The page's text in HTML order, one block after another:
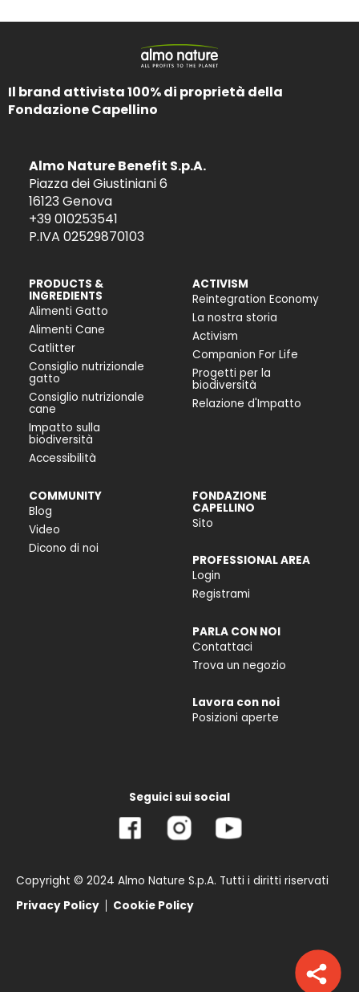
Il brand attivista 100% di proprietà della
Fondazione Capellino
Almo Nature Benefit S.p.A.
Piazza dei Giustiniani 6
16123 Genova
+39 010253541
P.IVA 02529870103
PRODUCTS &
INGREDIENTS
Alimenti Gatto
Alimenti Cane
Catlitter
Consiglio nutrizionale
gatto
Consiglio nutrizionale
cane
Impatto sulla
biodiversità
Accessibilità
ACTIVISM
Reintegration Economy
La nostra storia
Activism
Companion For Life
Progetti per la
biodiversità
Relazione d'Impatto
COMMUNITY
Blog
Video
Dicono di noi
FONDAZIONE
CAPELLINO
Sito
PROFESSIONAL AREA
Login
Registrami
PARLA CON NOI
Contattaci
Trova un negozio
Lavora con noi
Posizioni aperte
Seguici sui social
Copyright © 2024 Almo Nature S.p.A. Tutti i diritti riservati
Privacy Policy
Cookie Policy